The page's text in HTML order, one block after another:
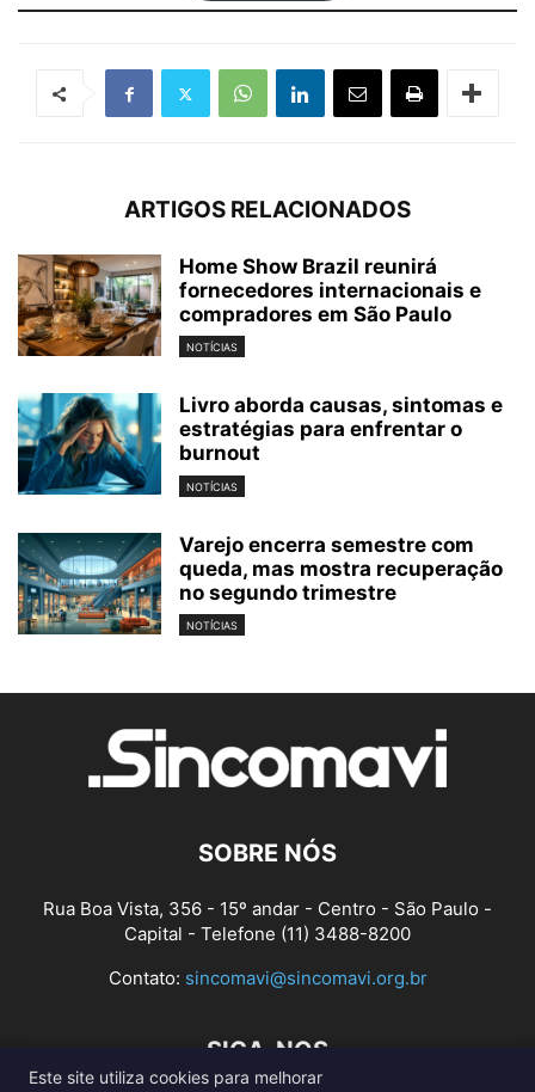
ARTIGOS RELACIONADOS
Home Show Brazil reunirá
fornecedores internacionais e
compradores em São Paulo
NOTÍCIAS
Livro aborda causas, sintomas e
estratégias para enfrentar o
burnout
NOTÍCIAS
Varejo encerra semestre com
queda, mas mostra recuperação
no segundo trimestre
NOTÍCIAS
SOBRE NÓS
Rua Boa Vista, 356 - 15º andar - Centro - São Paulo -
Capital - Telefone (11) 3488-8200
Contato: sincomavi@sincomavi.org.br
SIGA-NOS
Este site utiliza cookies para melhorar